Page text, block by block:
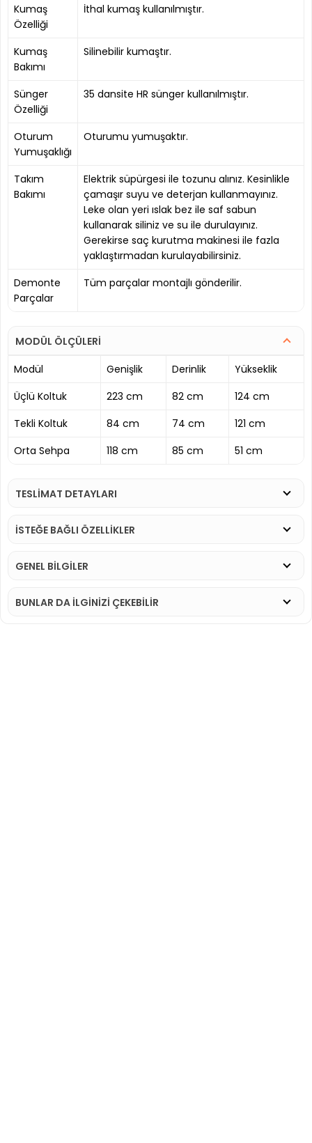
Kumaş
Özelliği
İthal kumaş kullanılmıştır.
Kumaş
Bakımı
Silinebilir kumaştır.
Sünger
Özelliği
35 dansite HR sünger kullanılmıştır.
Oturum
Yumuşaklığı
Oturumu yumuşaktır.
Takım
Bakımı
Elektrik süpürgesi ile tozunu alınız. Kesinlikle
çamaşır suyu ve deterjan kullanmayınız.
Leke olan yeri ıslak bez ile saf sabun
kullanarak siliniz ve su ile durulayınız.
Gerekirse saç kurutma makinesi ile fazla
yaklaştırmadan kurulayabilirsiniz.
Demonte
Parçalar
Tüm parçalar montajlı gönderilir.
MODÜL ÖLÇÜLERİ
Modül
Genişlik Derinlik
Yükseklik
Üçlü Koltuk
223 cm 82 cm
124 cm
Tekli Koltuk
84 cm 74 cm
121 cm
Orta Sehpa
118 cm 85 cm 51 cm
TESLİMAT DETAYLARI
İSTEĞE BAĞLI ÖZELLİKLER
GENEL BİLGİLER
BUNLAR DA İLGINIZI ÇEKEBILIR